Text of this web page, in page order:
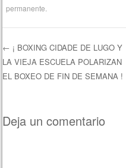
permanente.
Navegación
← ¡ BOXING CIDADE DE LUGO Y
LA VIEJA ESCUELA POLARIZAN
EL BOXEO DE FIN DE SEMANA !
Deja un comentario